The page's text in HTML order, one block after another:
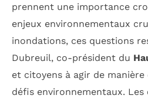
prennent une importance
enjeux environnementaux
inondations, ces questions
Dubreuil, co-président du
et citoyens à agir de
défis environnementaux.